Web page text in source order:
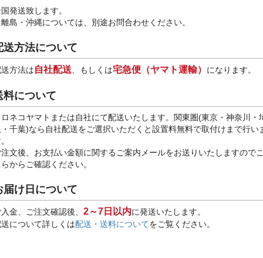
発送致します。
島・沖縄については、別途お問合わせください。
送方法について
方法は自社配送 、もしくは宅急便（ヤマト運輸） になります。
料について
ネコヤマトまたは自社にて配送いたします。関東圏(東京・神奈川・
千葉)なら自社配送をご選択いただくと設置料無料で取付けまで行い
文後、お支払い金額に関するご案内メールをお送りいたしますので
からご確認ください。
届け日について
金、ご注文確認後、 2～7日以内に発送いたします。
について詳しくは配送・送料についてをご覧ください。